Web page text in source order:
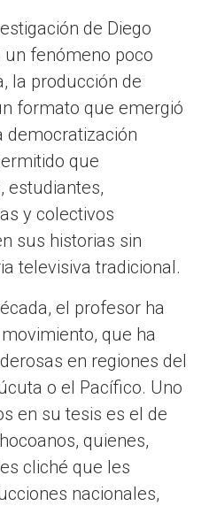
de Diego
un fenómeno poco
la producción de
formato que emergió
democratización
que
estudiantes,
y colectivos
sus historias sin
televisiva tradicional.
el profesor ha
que ha
en regiones del
o el Pacífico. Uno
en su tesis es el de
quienes,
cliché que les
nacionales,